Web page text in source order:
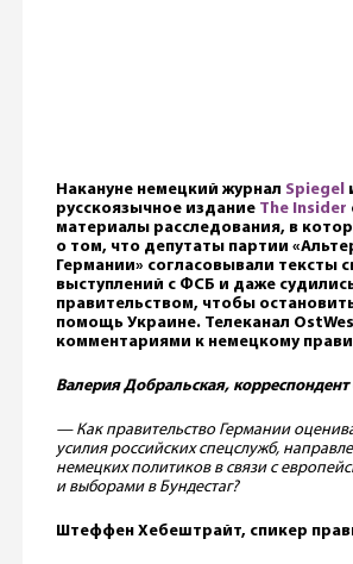
Накануне немецкий журнал Spiegel
русскоязычное издание The Insider
материалы расследования, в
о том, что депутаты партии
Германии» согласовывали тексты
выступлений с ФСБ и даже
правительством, чтобы
помощь Украине. Телеканал
комментариями к немецкому
Валерия Добральская, корреспондент
— Как правительство Германии
усилия российских спецслужб,
немецких политиков в связи с
и выборами в Бундестаг?
Штеффен Хебештрайт, спикер